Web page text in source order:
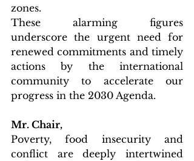
zones.
These alarming figures
underscore the urgent need for
renewed commitments and timely
actions by the international
community to accelerate our
progress in the 2030 Agenda.
Mr. Chair,
Poverty, food insecurity and
conflict are deeply intertwined